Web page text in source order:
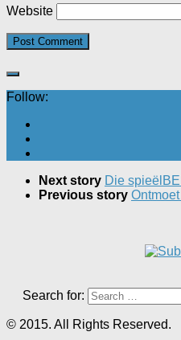
Website
Follow:
Next story Die
Previous story
Search for:
© 2015. All Rights Reserved.